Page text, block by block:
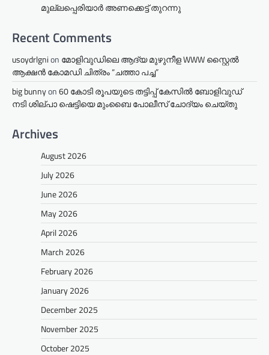
മുല്ലപ്പെരിയാര്‍ അണക്കെട്ട് തുറന്നു
Recent Comments
usoydrlgnion മോളിവുഡിലെ ആദ്യ മുഴുനീള WWW സ്റ്റൈൽ
ആക്ഷൻ കോമഡി ചിത്രം “ചത്താ പച്ച”
big bunnyon60 കോടി രൂപയുടെ തട്ടിപ്പ് കേസിൽ ബോളിവുഡ്
നടി ശില്പാ ഷെട്ടിയെ മുംബൈ പോലീസ് ചോദ്യം ചെയ്തു
Archives
August 2026
July 2026
June 2026
May 2026
April 2026
March 2026
February 2026
January 2026
December 2025
November 2025
October 2025